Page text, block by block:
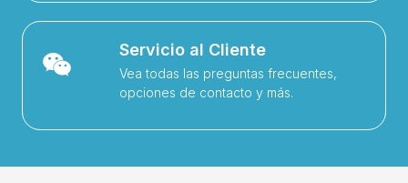
Servicio al Cliente
Vea todas las preguntas frecuentes,
opciones de contacto y más.